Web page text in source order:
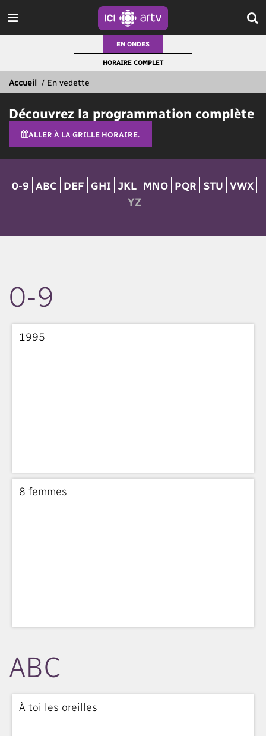
EN ONDES
HORAIRE COMPLET
Accueil / En vedette
Découvrez la programmation complète
ALLER À LA GRILLE HORAIRE.
0-9 ABC DEF GHI JKL MNO PQR STU VWX
YZ
0-9
1995
8 femmes
ABC
À toi les oreilles